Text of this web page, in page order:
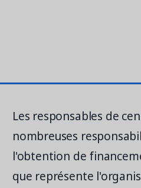
Les responsables de
nombreuses
l'obtention de
que représente